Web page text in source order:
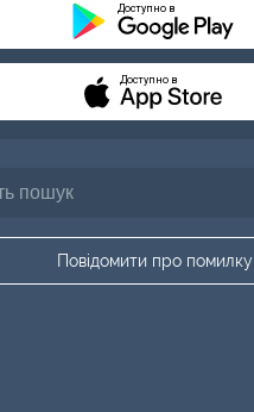
Повідомити про помилку
Доступно в
Доступно в